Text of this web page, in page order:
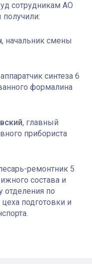
сотрудникам АО
, начальник смены
синтеза 6
формалина
, главный
прибориста
ремонтник 5
состава и
отделения по
подготовки и